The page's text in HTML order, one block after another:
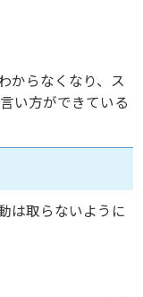
からなくなり、ス
い方ができている
は取らないように